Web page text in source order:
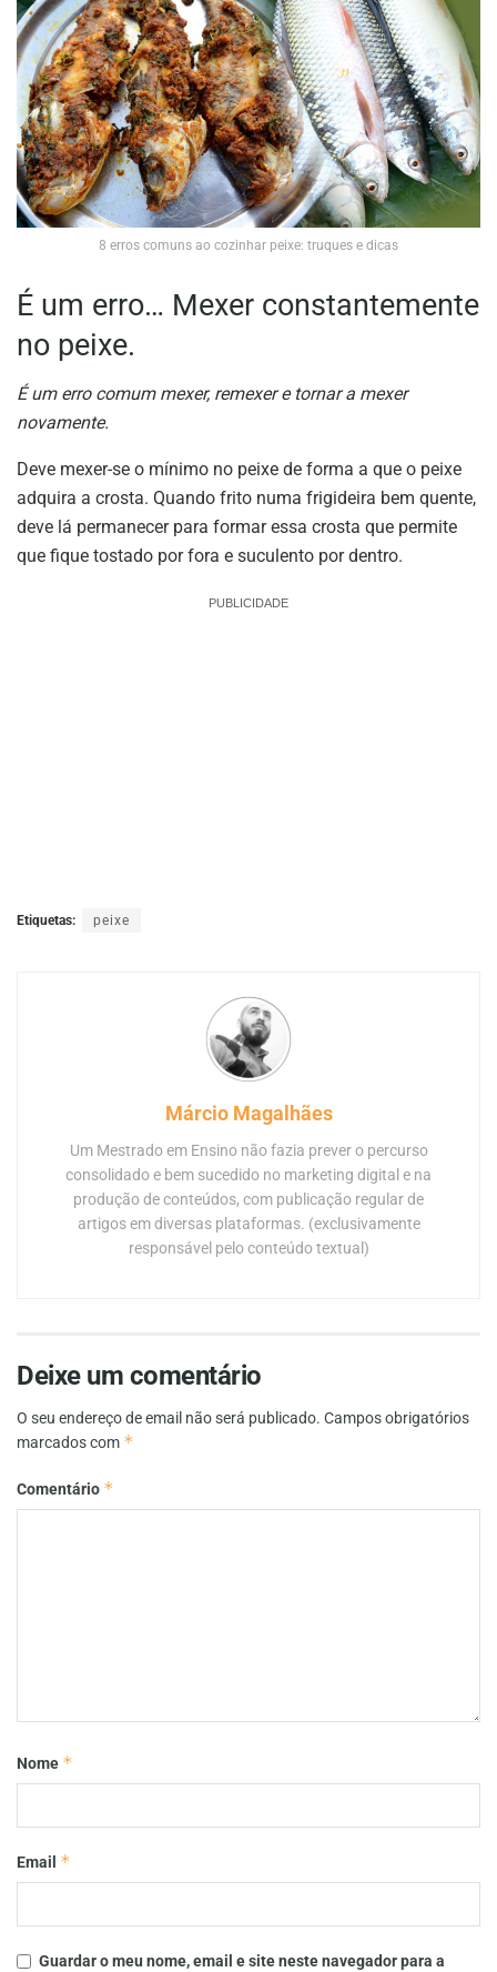
8 erros comuns ao cozinhar peixe: truques e dicas
É um erro… Mexer constantemente
no peixe.
É um erro comum mexer, remexer e tornar a mexer
novamente.
Deve mexer-se o mínimo no peixe de forma a que o peixe
adquira a crosta. Quando frito numa frigideira bem quente,
deve lá permanecer para formar essa crosta que permite
que fique tostado por fora e suculento por dentro.
PUBLICIDADE
Etiquetas: peixe
Márcio Magalhães
Um Mestrado em Ensino não fazia prever o percurso
consolidado e bem sucedido no marketing digital e na
produção de conteúdos, com publicação regular de
artigos em diversas plataformas. (exclusivamente
responsável pelo conteúdo textual)
Deixe um comentário
O seu endereço de email não será publicado. Campos obrigatórios
marcados com *
Comentário *
Nome *
Email *
Guardar o meu nome, email e site neste navegador para a